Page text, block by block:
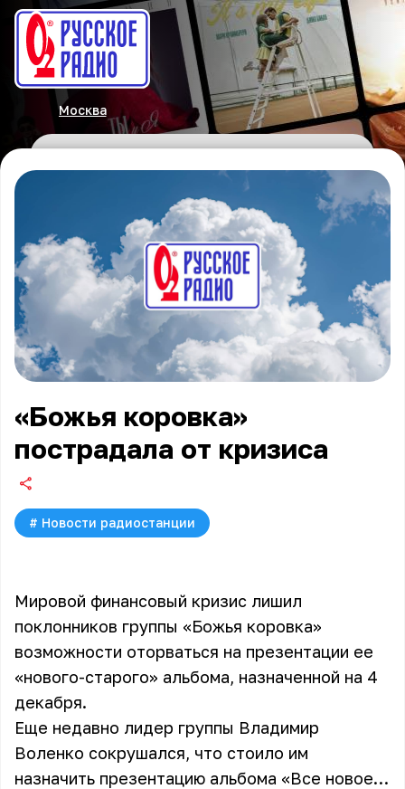
Москва
«Божья коровка»
пострадала от кризиса
# Новости радиостанции
Мировой финансовый кризис лишил
поклонников группы «Божья коровка»
возможности оторваться на презентации ее
«нового-старого» альбома, назначенной на 4
декабря.
Еще недавно лидер группы Владимир
Воленко сокрушался, что стоило им
назначить презентацию альбома «Все новое…